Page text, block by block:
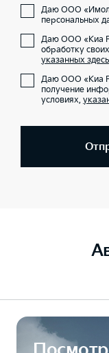
Даю ООО
персональных
Даю ООО «Киа
обработку
указанных здесь
Даю ООО «Киа
получение
условиях,